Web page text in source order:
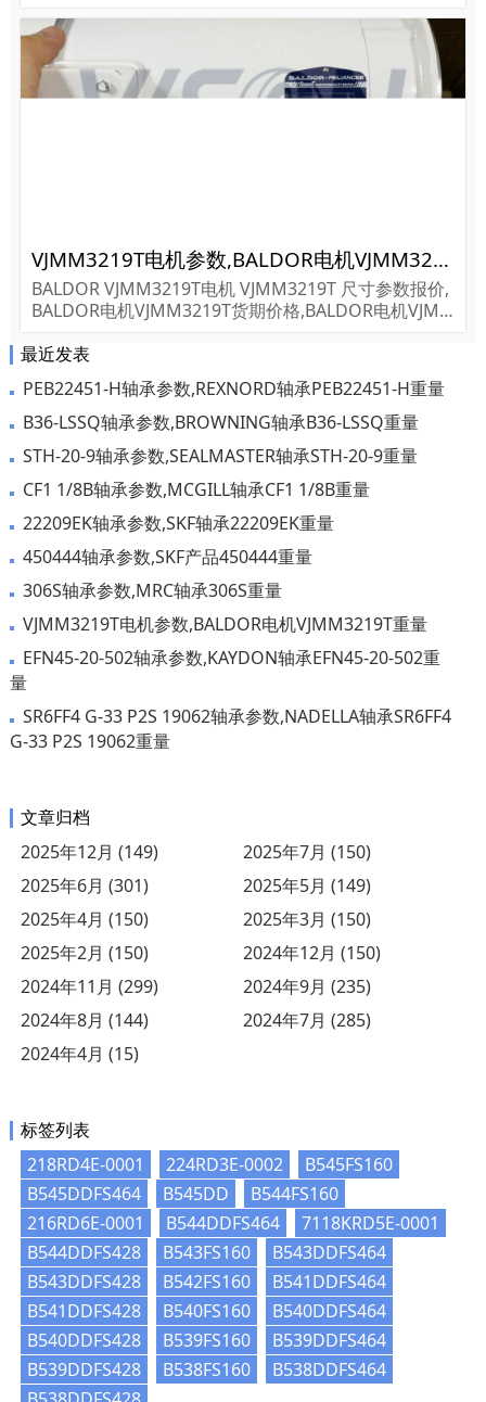
VJMM3219T电机参数,BALDOR电机VJMM3219T重量
BALDOR VJMM3219T电机 VJMM3219T 尺寸参数报价,
BALDOR电机VJMM3219T货期价格,BALDOR电机VJM
最近发表
PEB22451-H轴承参数,REXNORD轴承PEB22451-H重量
B36-LSSQ轴承参数,BROWNING轴承B36-LSSQ重量
STH-20-9轴承参数,SEALMASTER轴承STH-20-9重量
CF1 1/8B轴承参数,MCGILL轴承CF1 1/8B重量
22209EK轴承参数,SKF轴承22209EK重量
450444轴承参数,SKF产品450444重量
306S轴承参数,MRC轴承306S重量
VJMM3219T电机参数,BALDOR电机VJMM3219T重量
EFN45-20-502轴承参数,KAYDON轴承EFN45-20-502重
量
SR6FF4 G-33 P2S 19062轴承参数,NADELLA轴承SR6FF4
G-33 P2S 19062重量
文章归档
2025年12月 (149)
2025年7月 (150)
2025年6月 (301)
2025年5月 (149)
2025年4月 (150)
2025年3月 (150)
2025年2月 (150)
2024年12月 (150)
2024年11月 (299)
2024年9月 (235)
2024年8月 (144)
2024年7月 (285)
2024年4月 (15)
标签列表
218RD4E-0001
224RD3E-0002
B545FS160
B545DDFS464
B545DD
B544FS160
216RD6E-0001
B544DDFS464
7118KRD5E-0001
B544DDFS428
B543FS160
B543DDFS464
B543DDFS428
B542FS160
B541DDFS464
B541DDFS428
B540FS160
B540DDFS464
B540DDFS428
B539FS160
B539DDFS464
B539DDFS428
B538FS160
B538DDFS464